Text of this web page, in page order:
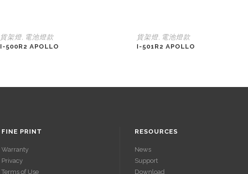
貨架燈, 電池燈款
I-500R2 APOLLO
貨架燈, 電池燈款
I-501R2 APOLLO
FINE PRINT
Warranty
Privacy
Terms of Use
RESOURCES
News
Support
Download